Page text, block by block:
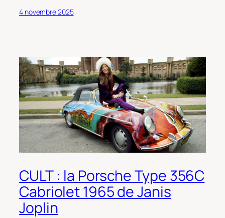
4 novembre 2025
CULT : la Porsche Type 356C
Cabriolet 1965 de Janis
Joplin